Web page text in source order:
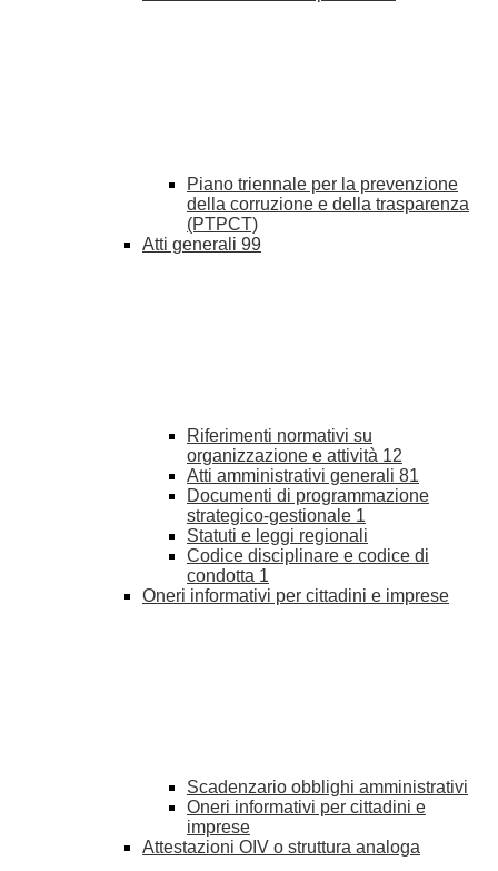
Piano triennale per la prevenzione
della corruzione e della trasparenza
(PTPCT)
Atti generali 99
Riferimenti normativi su
organizzazione e attività 12
Atti amministrativi generali 81
Documenti di programmazione
strategico-gestionale 1
Statuti e leggi regionali
Codice disciplinare e codice di
condotta 1
Oneri informativi per cittadini e imprese
Scadenzario obblighi amministrativi
Oneri informativi per cittadini e
imprese
Attestazioni OIV o struttura analoga